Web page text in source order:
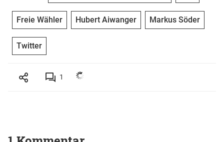
Freie Wähler Hubert Aiwanger Markus Söder
Twitter
1